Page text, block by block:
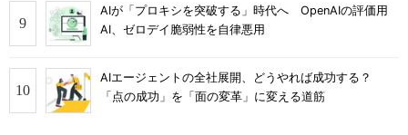
AIが「プロキシを突破する」時代へ OpenAIの評価用
AI、ゼロデイ脆弱性を自律悪用
AIエージェントの全社展開、どうやれば成功する？
「点の成功」を「面の変革」に変える道筋